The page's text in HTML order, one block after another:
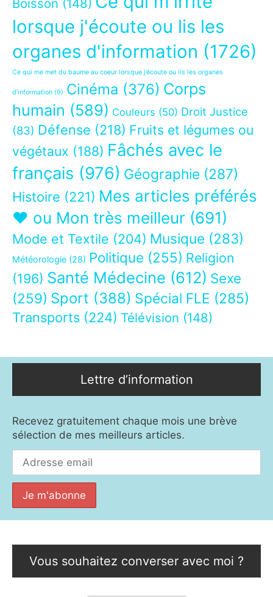
Boisson (148)
lorsque j'écoute ou lis les
organes d'information (1726)
Ce qui me met du baume au coeur lorsque j’écoute ou lis les organes
d’information (9) Cinéma (376) Corps
humain (589) Couleurs (50) Droit Justice
(83) Défense (218) Fruits et légumes ou
végétaux (188) Fâchés avec le
français (976) Géographie (287)
Histoire (221) Mes articles préférés
❤ ou Mon très meilleur (691)
Mode et Textile (204) Musique (283)
Météorologie (28) Politique (255) Religion
(196) Santé Médecine (612) Sexe
(259) Sport (388) Spécial FLE (285)
Transports (224) Télévision (148)
Lettre d’information
Recevez gratuitement chaque mois une brève
sélection de mes meilleurs articles.
Vous souhaitez converser avec moi ?